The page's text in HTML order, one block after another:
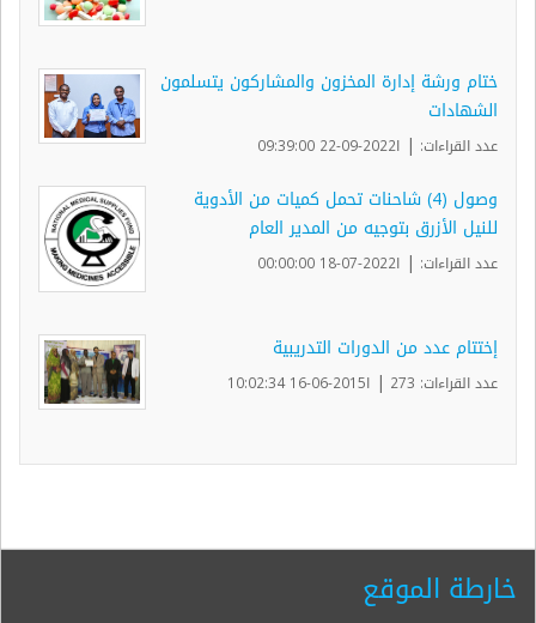
ختام ورشة إدارة المخزون والمشاركون يتسلمون
الشهادات
عدد القراءات: | ا2022-09-22 09:39:00
وصول (4) شاحنات تحمل كميات من الأدوية
للنيل الأزرق بتوجيه من المدير العام
عدد القراءات: | ا2022-07-18 00:00:00
إختتام عدد من الدورات التدريبية
عدد القراءات: 273 | ا2015-06-16 10:02:34
خارطة الموقع